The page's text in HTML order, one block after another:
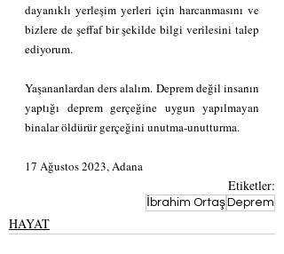
dayanıklı yerleşim yerleri için harcanmasını ve
bizlere de şeffaf bir şekilde bilgi verilesini talep
ediyorum.
Yaşananlardan ders alalım. Deprem değil insanın
yaptığı deprem gerçeğine uygun yapılmayan
binalar öldürür gerçeğini unutma-unutturma.
17 Ağustos 2023, Adana
Etiketler:
İbrahim OrtaşDeprem
HAYAT